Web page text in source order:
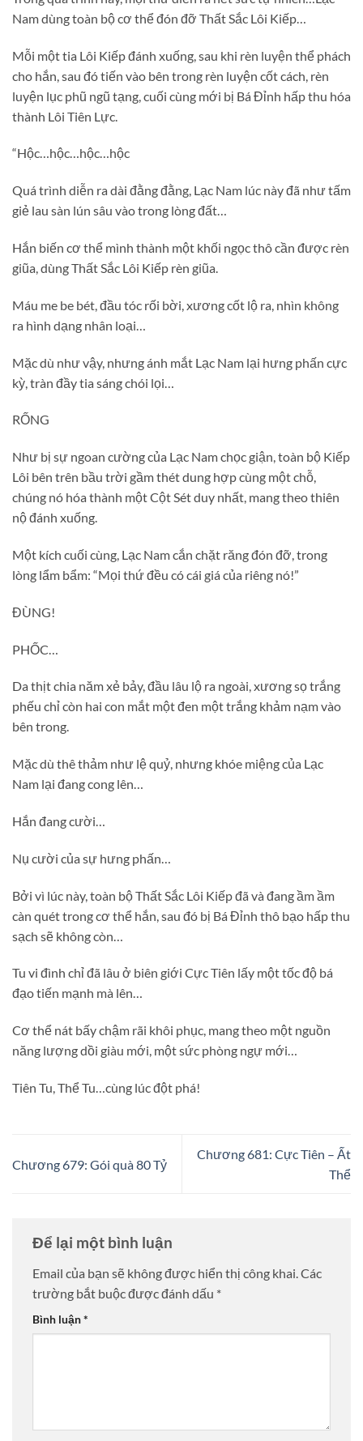
Nam dùng toàn bộ cơ thể đón đỡ Thất Sắc Lôi Kiếp…
Mỗi một tia Lôi Kiếp đánh xuống, sau khi rèn luyện thể phách
cho hắn, sau đó tiến vào bên trong rèn luyện cốt cách, rèn
luyện lục phũ ngũ tạng, cuối cùng mới bị Bá Đỉnh hấp thu hóa
thành Lôi Tiên Lực.
“Hộc…hộc…hộc…hộc
Quá trình diễn ra dài đằng đằng, Lạc Nam lúc này đã như tấm
giẻ lau sàn lún sâu vào trong lòng đất…
Hắn biến cơ thể mình thành một khối ngọc thô cần được rèn
giũa, dùng Thất Sắc Lôi Kiếp rèn giũa.
Máu me be bét, đầu tóc rối bời, xương cốt lộ ra, nhìn không
ra hình dạng nhân loại…
Mặc dù như vậy, nhưng ánh mắt Lạc Nam lại hưng phấn cực
kỳ, tràn đầy tia sáng chói lọi…
RỐNG
Như bị sự ngoan cường của Lạc Nam chọc giận, toàn bộ Kiếp
Lôi bên trên bầu trời gầm thét dung hợp cùng một chỗ,
chúng nó hóa thành một Cột Sét duy nhất, mang theo thiên
nộ đánh xuống.
Một kích cuối cùng, Lạc Nam cắn chặt răng đón đỡ, trong
lòng lẩm bẩm: “Mọi thứ đều có cái giá của riêng nó!”
ĐÙNG!
PHỐC…
Da thịt chia năm xẻ bảy, đầu lâu lộ ra ngoài, xương sọ trắng
phếu chỉ còn hai con mắt một đen một trắng khảm nạm vào
bên trong.
Mặc dù thê thảm như lệ quỷ, nhưng khóe miệng của Lạc
Nam lại đang cong lên…
Hắn đang cười…
Nụ cười của sự hưng phấn…
Bởi vì lúc này, toàn bộ Thất Sắc Lôi Kiếp đã và đang ầm ầm
càn quét trong cơ thể hắn, sau đó bị Bá Đỉnh thô bạo hấp thu
sạch sẽ không còn…
Tu vi đình chỉ đã lâu ở biên giới Cực Tiên lấy một tốc độ bá
đạo tiến mạnh mà lên…
Cơ thể nát bấy chậm rãi khôi phục, mang theo một nguồn
năng lượng dồi giàu mới, một sức phòng ngự mới…
Tiên Tu, Thể Tu…cùng lúc đột phá!
Chương 679: Gói quà 80 Tỷ
Chương 681: Cực Tiên – Ất
Thể
Để lại một bình luận
Email của bạn sẽ không được hiển thị công khai. Các
trường bắt buộc được đánh dấu *
Bình luận*